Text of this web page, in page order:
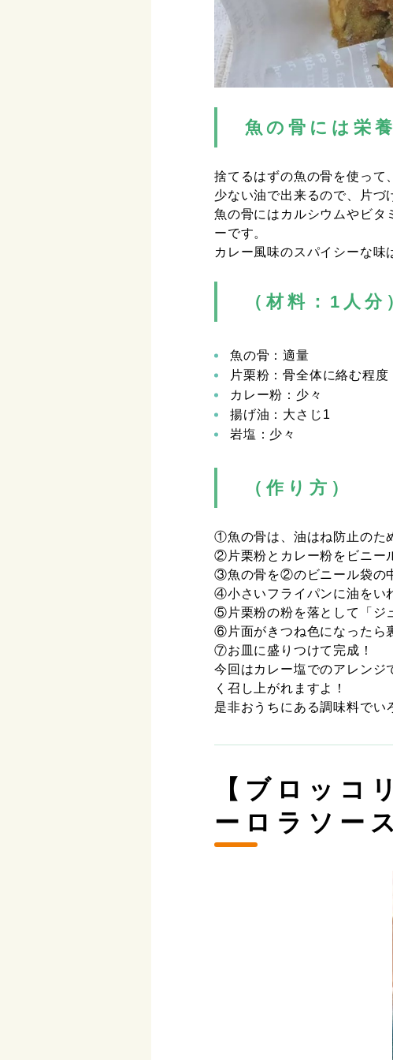
魚の骨には栄
捨てるはずの魚の骨を使って
少ない油で出来るので、片づ
魚の骨にはカルシウムやビタ
ーです。
カレー風味のスパイシーな味
（材料：1人分
魚の骨：適量
片栗粉：骨全体に絡む程度
カレー粉：少々
揚げ油：大さじ1
岩塩：少々
（作り方）
①魚の骨は、油はね防止のた
②片栗粉とカレー粉をビニー
③魚の骨を②のビニール袋の
④小さいフライパンに油をい
⑤片栗粉の粉を落として「ジ
⑥片面がきつね色になったら
⑦お皿に盛りつけて完成！
今回はカレー塩でのアレンジ
く召し上がれますよ！
是非おうちにある調味料でい
【ブロッコ
ーロラソー